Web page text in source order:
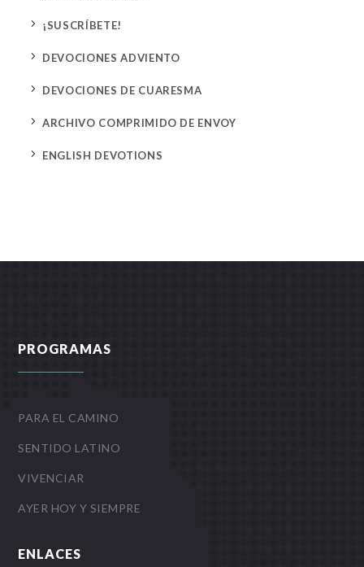
5 ¡SUSCRÍBETE!
5 DEVOCIONES ADVIENTO
5 DEVOCIONES DE CUARESMA
5 ARCHIVO COMPRIMIDO DE ENVOY
5 ENGLISH DEVOTIONS
PROGRAMAS
PARA EL CAMINO
SENTIDO LATINO
VIVENCIAR
AYER HOY Y SIEMPRE
ENLACES